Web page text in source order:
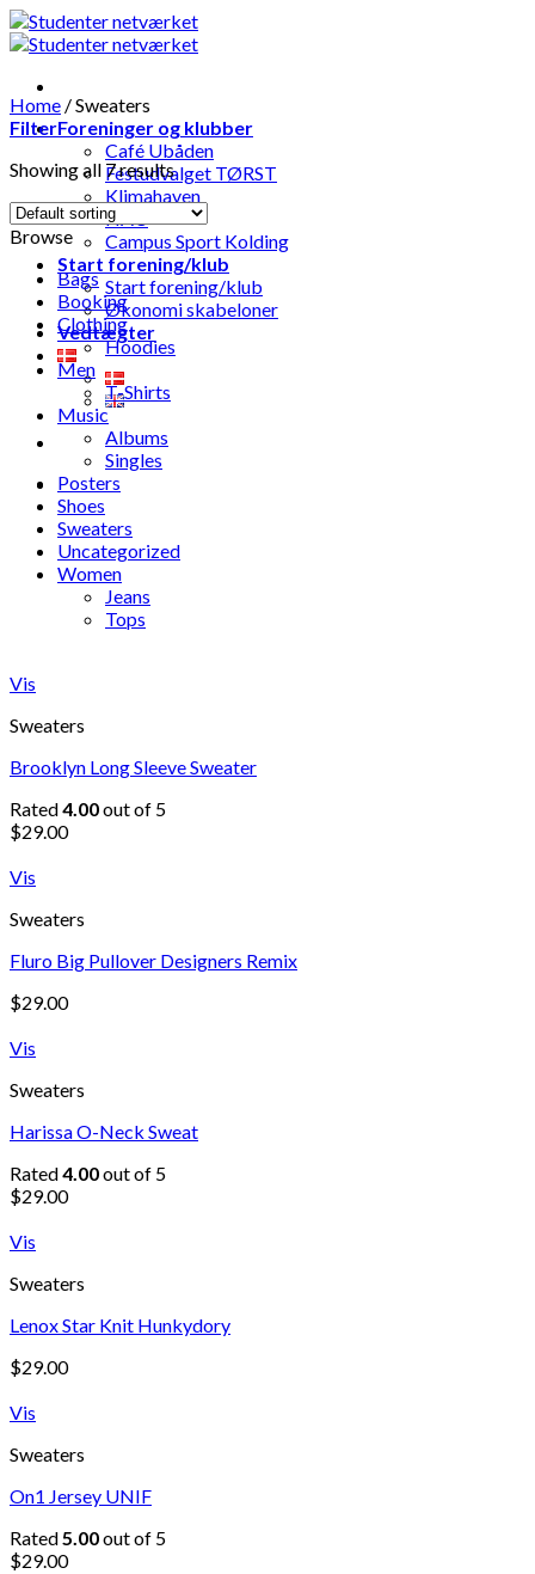
Skip
to
Foreninger og klubber
Café Ubåden
Festudvalget TØRST
Klimahaven
HAU
Campus Sport Kolding
Start forening/klub
Start forening/klub
Økonomi skabeloner
Vedtægter
Home /Sweaters
Filter
Showing all 7 results
Browse
Bags
Booking
Clothing
Hoodies
Men
T-Shirts
Music
Albums
Singles
Posters
Shoes
Sweaters
Uncategorized
Women
Jeans
Tops
Vis
Sweaters
Brooklyn Long Sleeve Sweater
Rated4.00out of 5
$29.00
Vis
Sweaters
Fluro Big Pullover Designers Remix
$29.00
Vis
Sweaters
Harissa O-Neck Sweat
Rated4.00out of 5
$29.00
Vis
Sweaters
Lenox Star Knit Hunkydory
$29.00
Vis
Sweaters
On1 Jersey UNIF
Rated5.00out of 5
$29.00